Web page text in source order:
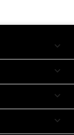



keyboard_arrow_down